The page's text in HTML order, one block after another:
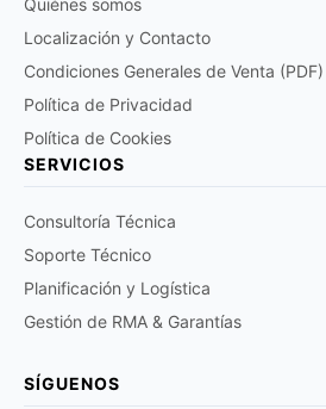
Quiénes somos
Localización y Contacto
Condiciones Generales de Venta (PDF)
Política de Privacidad
Política de Cookies
SERVICIOS
Consultoría Técnica
Soporte Técnico
Planificación y Logística
Gestión de RMA & Garantías
SÍGUENOS